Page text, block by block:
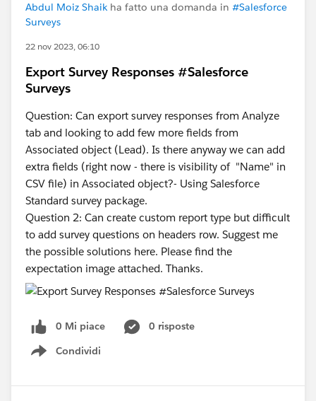
Abdul Moiz Shaik ha fatto una domanda in #Salesforce
Surveys
22 nov 2023, 06:10
Export Survey Responses #Salesforce
Surveys
Question: Can export survey responses from Analyze
tab and looking to add few more fields from
Associated object (Lead). Is there anyway we can add
extra fields (right now - there is visibility of "Name" in
CSV file) in Associated object?- Using Salesforce
Standard survey package.
Question 2: Can create custom report type but difficult
to add survey questions on headers row. Suggest me
the possible solutions here. Please find the
expectation image attached. Thanks.
0 Mi piace
0 risposte
Condividi
Show menu